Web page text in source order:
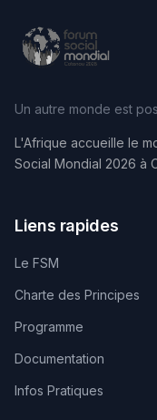
Un autre monde est
L'Afrique accueille le
Social Mondial 2026 à
Liens rapides
Le FSM
Charte des Principes
Programme
Documentation
Infos Pratiques